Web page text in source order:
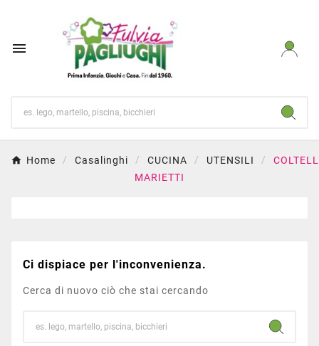

Home Casalinghi CUCINA UTENSILI
MARIETTI
Ci dispiace per l'inconvenienza.
Cerca di nuovo ciò che stai cercando